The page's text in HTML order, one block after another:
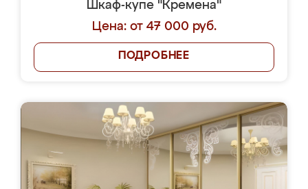
Шкаф-купе "Кремена"
Цена: от 47 000 руб.
ПОДРОБНЕЕ